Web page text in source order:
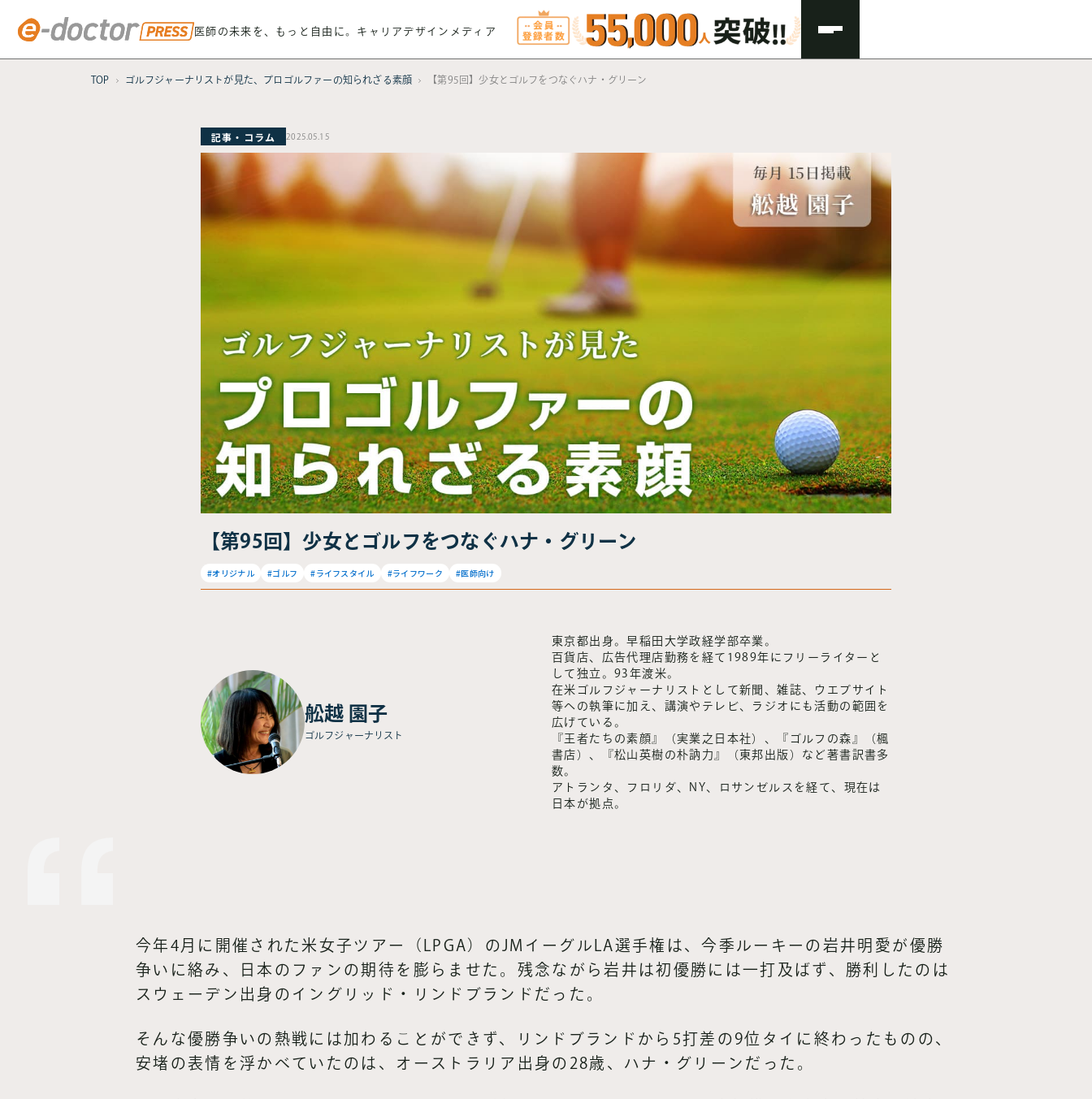
医師の未来を、もっと自由に。 キャリアデザインメディア
TOP ゴルフジャーナリストが見た、プロゴルファーの知られざる素顔 【第95回】少女とゴルフをつなぐハナ・グリーン
記事・コラム 2025.05.15
【第95回】少女とゴルフをつなぐハナ・グリーン
#オリジナル #ゴルフ #ライフスタイル #ライフワーク #医師向け
舩越 園子
ゴルフジャーナリスト
東京都出身。早稲田大学政経学部卒業。
百貨店、広告代理店勤務を経て1989年にフリーライターと
して独立。93年渡米。
在米ゴルフジャーナリストとして新聞、雑誌、ウエブサイト
等への執筆に加え、講演やテレビ、ラジオにも活動の範囲を
広げている。
『王者たちの素顔』（実業之日本社）、『ゴルフの森』（楓
書店）、『松山英樹の朴訥力』（東邦出版）など著書訳書多
数。
アトランタ、フロリダ、NY、ロサンゼルスを経て、現在は
日本が拠点。
今年4月に開催された米女子ツアー（LPGA）のJMイーグルLA選手権は、今季ルーキーの岩井明愛が優勝
争いに絡み、日本のファンの期待を膨らませた。残念ながら岩井は初優勝には一打及ばず、勝利したのは
スウェーデン出身のイングリッド・リンドブランドだった。
そんな優勝争いの熱戦には加わることができず、リンドブランドから5打差の9位タイに終わったものの、
安堵の表情を浮かべていたのは、オーストラリア出身の28歳、ハナ・グリーンだった。